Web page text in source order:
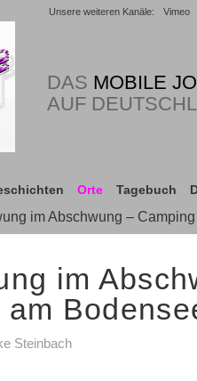
Unsere weiteren Kanäle: Vimeo
DAS MOBILE
AUF
Orte Tagebuch
im Abschwung –
im
am
Steinbach